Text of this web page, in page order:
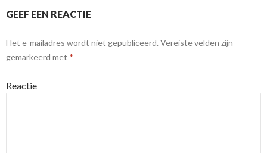
GEEF EEN REACTIE
Het e-mailadres wordt niet gepubliceerd. Vereiste velden zijn
gemarkeerd met *
Reactie